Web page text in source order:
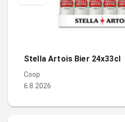
Stella Artois Bier 24x33cl
Coop
6.8.2026